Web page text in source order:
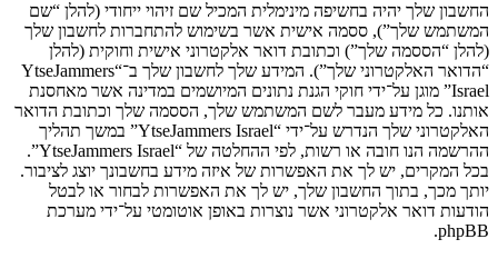
החשבון שלך יהיה בחשיפה מינימלית המכיל שם זיהוי ייחודי (להלן “שם
המשתמש שלך”), ססמה אישית אשר בשימוש להתחברות לחשבון שלך
(להלן “הססמה שלך”) וכתובת דואר אלקטרוני אישית וחוקית (להלן
“הדואר האלקטרוני שלך”). המידע שלך לחשבון שלך ב־“YtseJammers
Israel” מוגן על־ידי חוקי הגנת נתונים המיושמים במדינה אשר מאחסנת
אותנו. כל מידע מעבר לשם המשתמש שלך, הססמה שלך וכתובת הדואר
האלקטרוני שלך הנדרש על־ידי “YtseJammers Israel” במשך תהליך
ההרשמה הנו חובה או רשות, לפי ההחלטה של “YtseJammers Israel”.
בכל המקרים, יש לך את האפשרות של איזה מידע בחשבונך יוצג לציבור.
יותך מכך, בתוך החשבון שלך, יש לך את האפשרות לבחור או לבטל
הודעות דואר אלקטרוני אשר נוצרות באופן אוטומטי על־ידי מערכת
phpBB.